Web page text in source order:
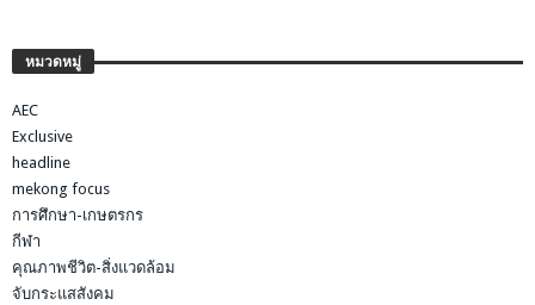
หมวดหมู่
AEC
Exclusive
headline
mekong focus
การศึกษา-เกษตรกร
กีฬา
คุณภาพชีวิต-สิ่งแวดล้อม
จับกระแสสังคม